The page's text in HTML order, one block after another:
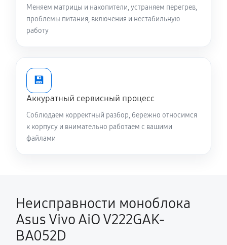
Меняем матрицы и накопители, устраняем перегрев,
проблемы питания, включения и нестабильную
работу
💾
Аккуратный сервисный процесс
Соблюдаем корректный разбор, бережно относимся
к корпусу и внимательно работаем с вашими
файлами
Неисправности моноблока
Asus Vivo AiO V222GAK-
BA052D